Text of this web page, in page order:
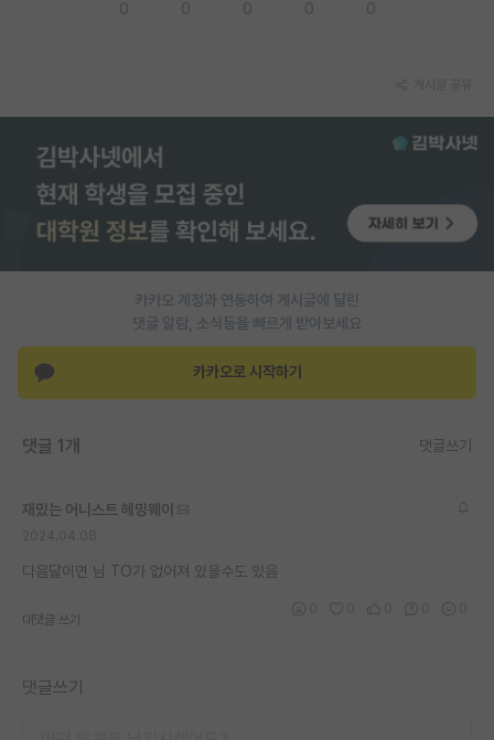
특수/전문대학원 게시판
반도체/AI 게시판
장학금/장학생 게시판
홍보 게시판
커리어
반도체 아카데미
카카오 계정과 연동하여 게시글에 달린
댓글 알람, 소식등을 빠르게 받아보세요
카카오로 시작하기
댓글 1개 댓글쓰기
재밌는 어니스트 헤밍웨이
다음달이면 님 TO가 없어져 있을수도 있음
대댓글 쓰기
댓글쓰기